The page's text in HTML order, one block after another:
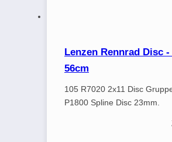
Lenzen Rennrad Disc
56cm
105 R7020 2x11 Disc
P1800 Spline Disc 23mm.